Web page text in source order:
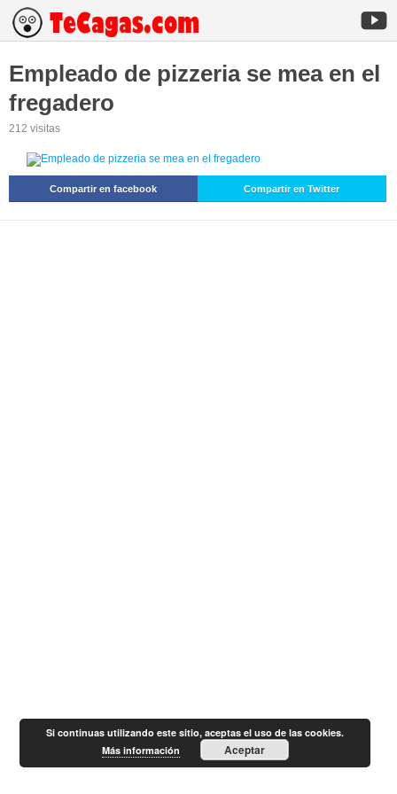
Empleado de pizzeria se mea en el
fregadero
212 visitas
Compartir en facebook Compartir en Twitter
Si continuas utilizando este sitio, aceptas el uso de las cookies.
Más información
Aceptar